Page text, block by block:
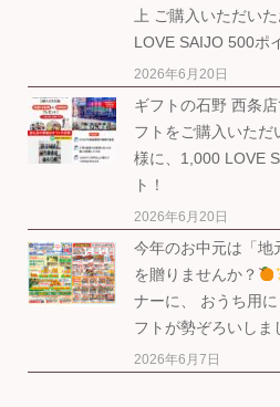
上 ご購入いただい
LOVE SAIJO 500ポ
2026年6月20日
ギフトの石野 西条
フトをご購入いただ
様に、1,000 LOVE
ト！
2026年6月20日
今年のお中元は「地
を贈りませんか？
ナーに、 おうち用
フトが勢ぞろいしま
2026年6月7日